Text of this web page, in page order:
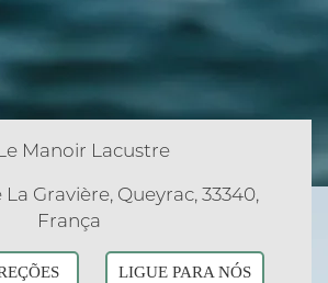
Manoir Lacustre
Gravière, Queyrac, 33340,
França
LIGUE PARA NÓS